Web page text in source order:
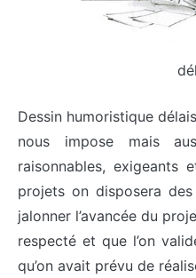
Dessin humoristique
nous impose mais
raisonnables, exigeants
projets on disposera
jalonner l’avancée du
respecté et que l’on
qu’on avait prévu de